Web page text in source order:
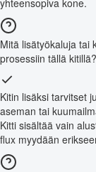
Mitä lisätyökaluja tai
prosessiin tällä kitillä?
Kitin lisäksi tarvitset
aseman tai
Kitti sisältää vain
flux myydään